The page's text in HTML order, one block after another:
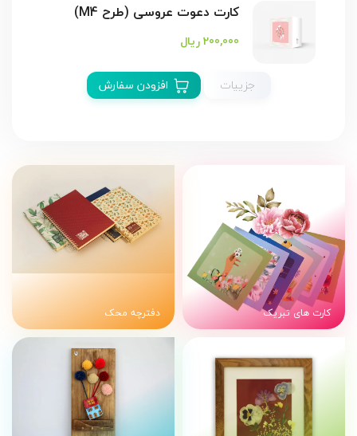
کارت دعوت عروسی (طرح M4)
200,000 ریال
جزییات افزودن سفارش
کارت های تبریک دفترچه محک